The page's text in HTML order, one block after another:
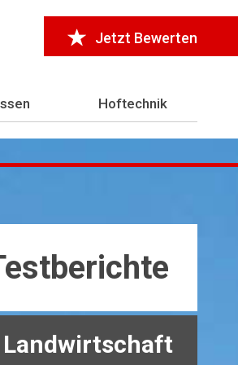
Jetzt Bewerten
Hoftechnik
Landwirtschaft